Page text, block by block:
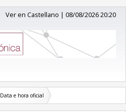
Ver en Castellano |08/08/2026 20:20
Data e hora oficial